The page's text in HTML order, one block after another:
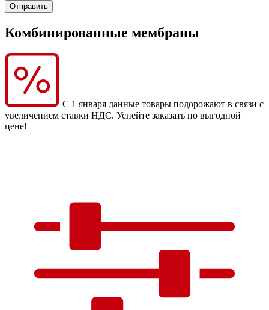
Комбинированные мембраны
С 1 января данные товары подорожают в связи с
увеличением ставки НДС. Успейте заказать по выгодной
цене!